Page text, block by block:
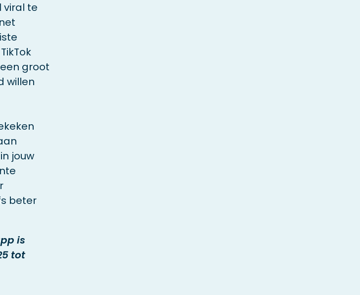
viral te
groot
willen
jouw
beter
is
tot